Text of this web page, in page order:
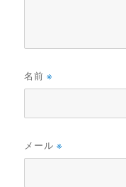
名前※
メール※